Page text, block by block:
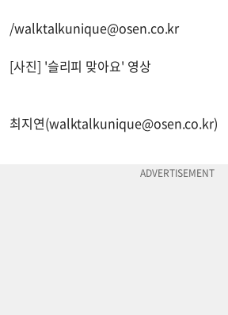
/walktalkunique@osen.co.kr
[사진] '슬리피 맞아요' 영상
최지연(walktalkunique@osen.co.kr)